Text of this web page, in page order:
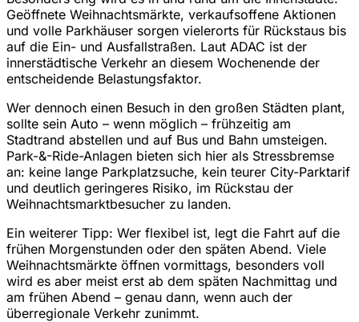
Geöffnete Weihnachtsmärkte, verkaufsoffene Aktionen
und volle Parkhäuser sorgen vielerorts für Rückstaus bis
auf die Ein- und Ausfallstraßen. Laut ADAC ist der
innerstädtische Verkehr an diesem Wochenende der
entscheidende Belastungsfaktor.
Wer dennoch einen Besuch in den großen Städten plant,
sollte sein Auto – wenn möglich – frühzeitig am
Stadtrand abstellen und auf Bus und Bahn umsteigen.
Park-&-Ride-Anlagen bieten sich hier als Stressbremse
an: keine lange Parkplatzsuche, kein teurer City-Parktarif
und deutlich geringeres Risiko, im Rückstau der
Weihnachtsmarktbesucher zu landen.
Ein weiterer Tipp: Wer flexibel ist, legt die Fahrt auf die
frühen Morgenstunden oder den späten Abend. Viele
Weihnachtsmärkte öffnen vormittags, besonders voll
wird es aber meist erst ab dem späten Nachmittag und
am frühen Abend – genau dann, wenn auch der
überregionale Verkehr zunimmt.